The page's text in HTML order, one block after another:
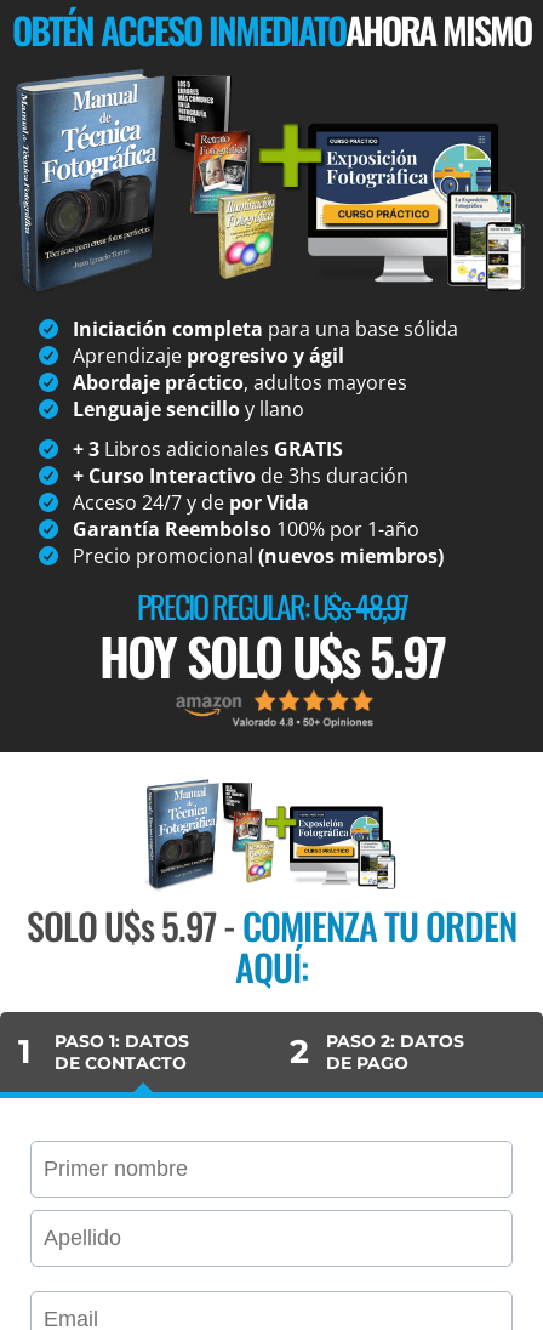
OBTÉN ACCESO INMEDIATOAHORA MISMO
Iniciación completa para una base sólida
Aprendizaje progresivo y ágil
Abordaje práctico, adultos mayores
Lenguaje sencilloy llano
+ 3 Libros adicionales GRATIS
+ Curso Interactivo de 3hs duración
Acceso 24/7 y de por Vida
Garantía Reembolso 100% por 1-año
Precio promocional (nuevos miembros)
PRECIO REGULAR: U$s 48,97
HOY SOLO U$s 5.97
SOLO U$s 5.97 -COMIENZA TU ORDEN
AQUÍ:
1
PASO 1: DATOS
DE CONTACTO
2
PASO 2: DATOS
DE PAGO